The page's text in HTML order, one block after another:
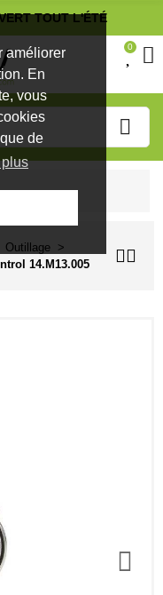
améliorer
En
vous
de
TOUT L'ÉTÉ
0
Outillage
14.M13.005